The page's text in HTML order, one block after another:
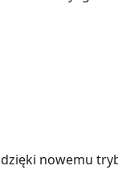
nowemu